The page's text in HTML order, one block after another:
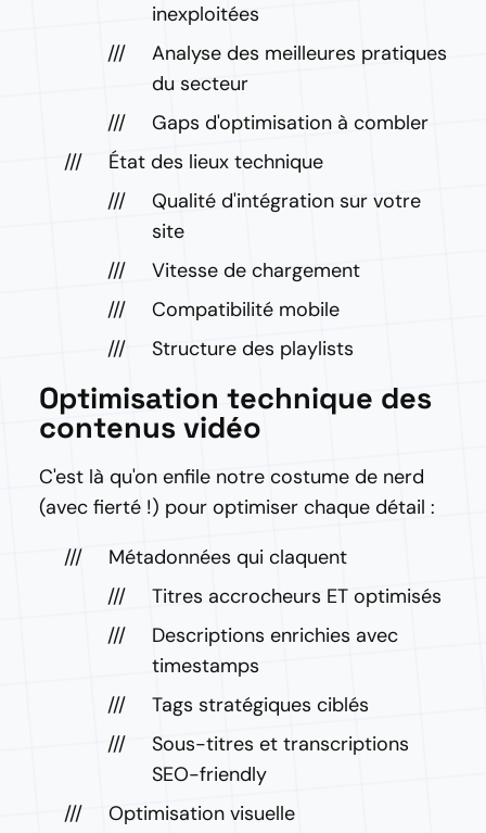
inexploitées
Analyse des meilleures pratiques
du secteur
Gaps d'optimisation à combler
État des lieux technique
Qualité d'intégration sur votre
site
Vitesse de chargement
Compatibilité mobile
Structure des playlists
Optimisation technique des
contenus vidéo
C'est là qu'on enfile notre costume de nerd
(avec fierté !) pour optimiser chaque détail :
Métadonnées qui claquent
Titres accrocheurs ET optimisés
Descriptions enrichies avec
timestamps
Tags stratégiques ciblés
Sous-titres et transcriptions
SEO-friendly
Optimisation visuelle